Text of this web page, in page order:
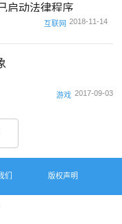
启动法律程序
互联网 2018-11-14
游戏 2017-09-03
们 版权声明